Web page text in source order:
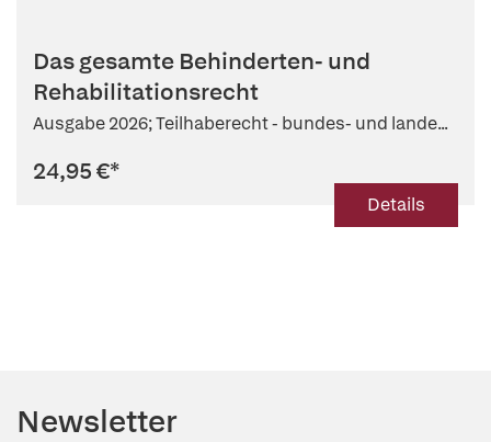
Das gesamte Behinderten- und
Rehabilitationsrecht
Ausgabe 2026; Teilhaberecht - bundes- und lande...
24,95 €*
Details
Newsletter